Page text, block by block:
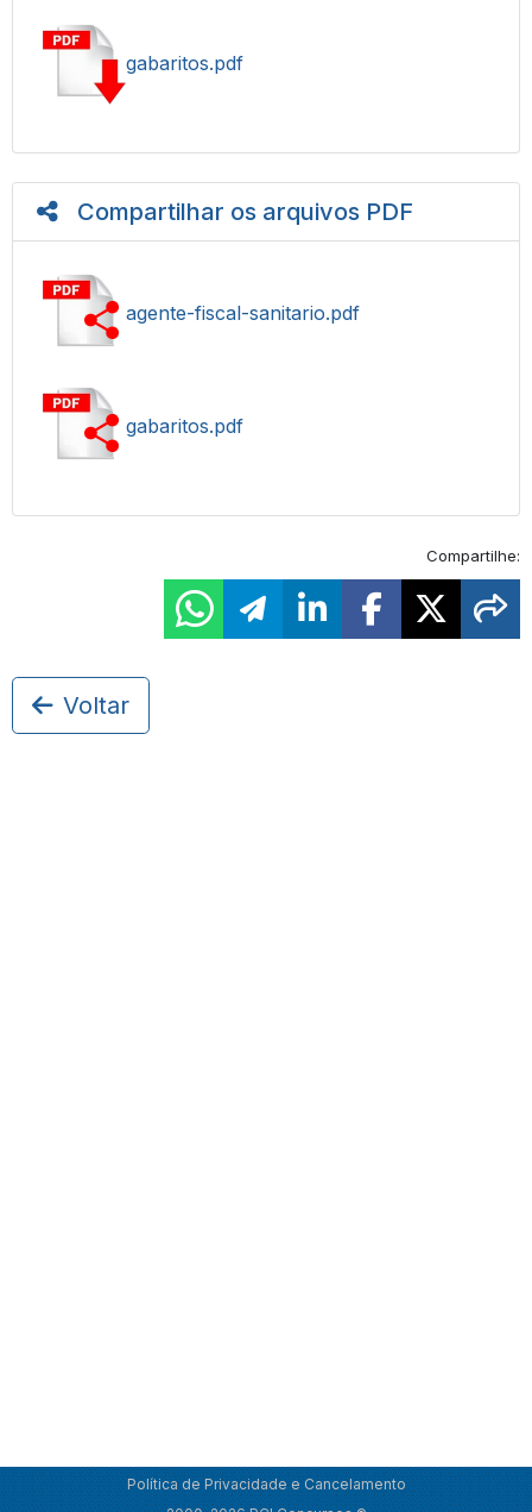
gabaritos.pdf
Compartilhar os arquivos PDF
agente-fiscal-sanitario.pdf
gabaritos.pdf
Compartilhe:
Voltar
Política de Privacidade e Cancelamento